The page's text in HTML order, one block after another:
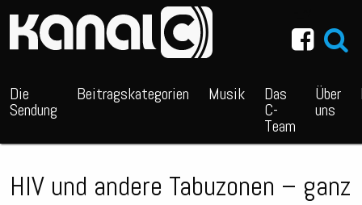
Die
Sendung
Beitragskategorien Musik Das
C-
Team
Über
uns
HIV und andere Tabuzonen – ganz